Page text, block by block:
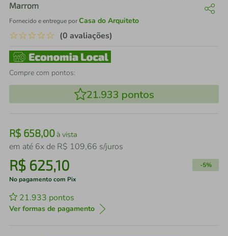
Marrom
Fornecido e entregue porCasa do Arquiteto
☆☆☆☆☆ (0 avaliações)
Compre com pontos:
21.933 pontos
R$ 658,00à vista
em até 6x de R$ 109,66 s/juros
R$ 625,10 -5%
No pagamento com Pix
21.933 pontos
Ver formas de pagamento